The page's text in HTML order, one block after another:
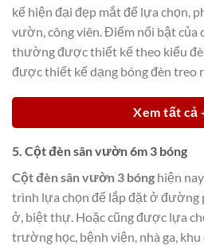
kế hiện đại đẹp mắt để lựa chọn,
vườn, công viên. Điểm nổi bật của
thường được thiết kế theo kiểu
được thiết kế dạng bóng đèn treo
Xem tất cả
5. Cột đèn sân vườn 6m 3 bóng
Cột đèn sân vườn 3 bóng hiện
trình lựa chọn để lắp đặt ở đường
ở, biệt thự. Hoặc cũng được lựa
trường học, bệnh viện, nhà ga,